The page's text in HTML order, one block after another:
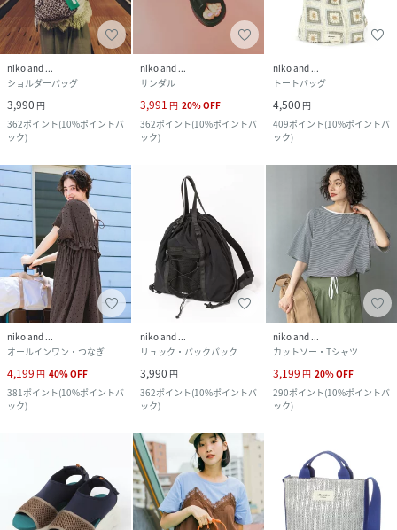
niko and ...
ショルダーバッグ
3,990 円
362ポイント(10%ポイントバ
ック)
niko and ...
サンダル
3,991 円 20%OFF
362ポイント(10%ポイントバ
ック)
niko and ...
トートバッグ
4,500 円
409ポイント(10%ポイントバ
ック)
niko and ...
オールインワン・つなぎ
4,199 円 40%OFF
381 ポイント(10%ポイントバ
ック)
niko and ...
リュック・バックパック
3,990 円
362ポイント(10%ポイントバ
ック)
niko and ...
カットソー・Tシャツ
3,199 円 20%OFF
290ポイント(10%ポイントバ
ック)